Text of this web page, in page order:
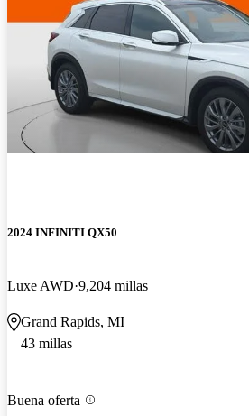
2024 INFINITI QX50
Luxe AWD 9,204 millas
Grand Rapids, MI
43 millas
Buena oferta